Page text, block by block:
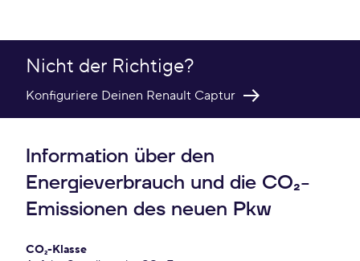
Nicht der Richtige?
Konfiguriere Deinen Renault Captur
Information über den
Energieverbrauch und die CO₂-
Emissionen des neuen Pkw
CO₂-Klasse